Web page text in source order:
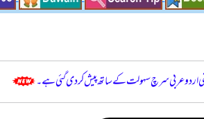
اردو عربی سرچ سہولت کے ساتھ پیش کر دی گئی ہے۔